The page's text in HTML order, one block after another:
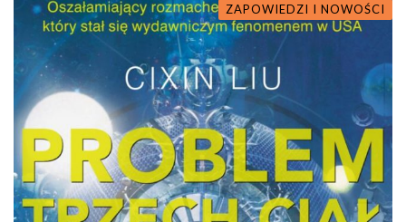
ZAPOWIEDZI I NOWOŚCI